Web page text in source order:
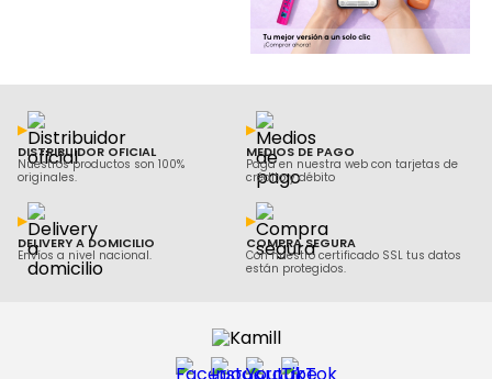
DISTRIBUIDOR OFICIAL
Nuestros productos son 100%
originales.
MEDIOS DE PAGO
Paga en nuestra web con tarjetas de
crédito y débito
DELIVERY A DOMICILIO
Envíos a nivel nacional.
COMPRA SEGURA
Con nuestro certificado SSL tus datos
están protegidos.